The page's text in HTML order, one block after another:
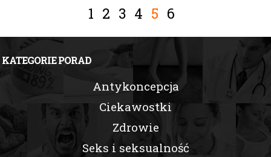
1 2 3 4 5 6
KATEGORIE PORAD
Antykoncepcja
Ciekawostki
Zdrowie
Seks i seksualność